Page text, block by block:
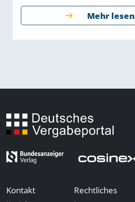
Mehr lesen
Kontakt Rechtliches